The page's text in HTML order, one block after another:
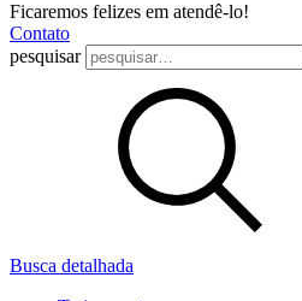
Ficaremos felizes em atendê-lo!
Contato
pesquisar
Busca detalhada